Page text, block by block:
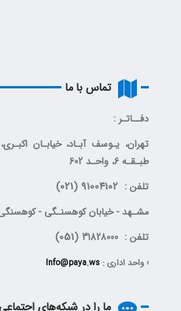
تماس با ما
دفــاتـر :
تهران، يـوسف آبـاد، خیابـان
طبـقـه 6، واحـد 602
تلفن :91004102
(021)
مشـهد - خیابان کوهسنـگی - کوهسنگی 36 - ساختمان جواهر - پلاک
تلفن : 31828000
(051)
› واحد اداری :Info@paya.ws
ما را در شبکه‌های